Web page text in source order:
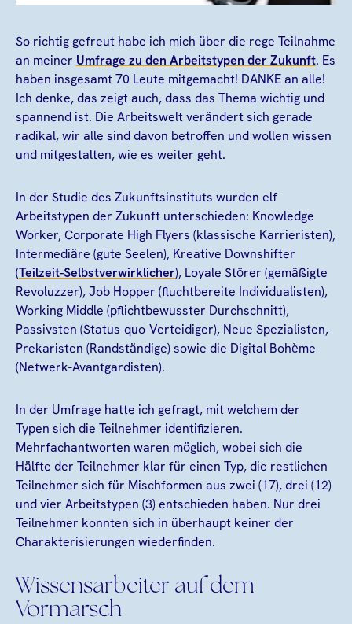
So richtig gefreut habe ich mich über die rege Teilnahme
an meiner Umfrage zu den Arbeitstypen der Zukunft. Es
haben insgesamt 70 Leute mitgemacht! DANKE an alle!
Ich denke, das zeigt auch, dass das Thema wichtig und
spannend ist. Die Arbeitswelt verändert sich gerade
radikal, wir alle sind davon betroffen und wollen wissen
und mitgestalten, wie es weiter geht.
In der Studie des Zukunftsinstituts wurden elf
Arbeitstypen der Zukunft unterschieden: Knowledge
Worker, Corporate High Flyers (klassische Karrieristen),
Intermediäre (gute Seelen), Kreative Downshifter
(Teilzeit-Selbstverwirklicher), Loyale Störer (gemäßigte
Revoluzzer), Job Hopper (fluchtbereite Individualisten),
Working Middle (pflichtbewusster Durchschnitt),
Passivsten (Status-quo-Verteidiger), Neue Spezialisten,
Prekaristen (Randständige) sowie die Digital Bohème
(Netwerk-Avantgardisten).
In der Umfrage hatte ich gefragt, mit welchem der
Typen sich die Teilnehmer identifizieren.
Mehrfachantworten waren möglich, wobei sich die
Hälfte der Teilnehmer klar für einen Typ, die restlichen
Teilnehmer sich für Mischformen aus zwei (17), drei (12)
und vier Arbeitstypen (3) entschieden haben. Nur drei
Teilnehmer konnten sich in überhaupt keiner der
Charakterisierungen wiederfinden.
Wissensarbeiter auf dem
Vormarsch